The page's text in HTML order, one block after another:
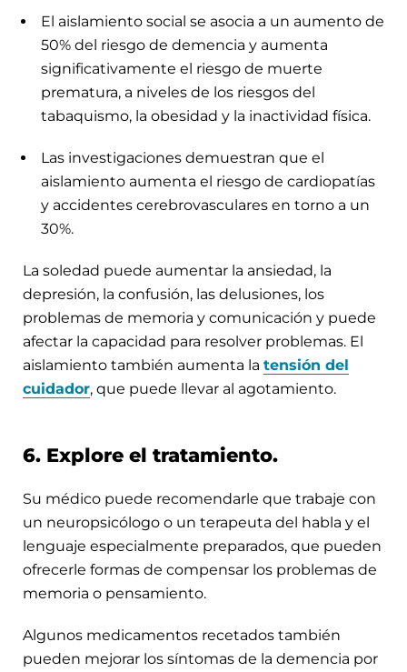
El aislamiento social se asocia a un aumento de
50% del riesgo de demencia y aumenta
significativamente el riesgo de muerte
prematura, a niveles de los riesgos del
tabaquismo, la obesidad y la inactividad física.
Las investigaciones demuestran que el
aislamiento aumenta el riesgo de cardiopatías
y accidentes cerebrovasculares en torno a un
30%.
La soledad puede aumentar la ansiedad, la
depresión, la confusión, las delusiones, los
problemas de memoria y comunicación y puede
afectar la capacidad para resolver problemas. El
aislamiento también aumenta la tensión del
cuidador, que puede llevar al agotamiento.
6. Explore el tratamiento.
Su médico puede recomendarle que trabaje con
un neuropsicólogo o un terapeuta del habla y el
lenguaje especialmente preparados, que pueden
ofrecerle formas de compensar los problemas de
memoria o pensamiento.
Algunos medicamentos recetados también
pueden mejorar los síntomas de la demencia por